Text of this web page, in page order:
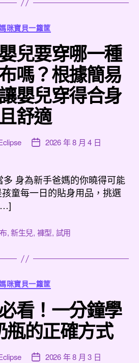
分
類
咪寶貝一籮筐
兒要穿哪一種
嗎？根據簡易
嬰兒穿得合身
且舒適
文
佈
日
期
2026 年 8 月 4 日
身為新手爸媽的你曉得可能
童每一日的貼身用品，挑選
,新生兒, 褲型, 試用
分
類
咪寶貝一籮筐
看！一分鐘學
瓶的正確方式
文 2026 年 8 月 3 日